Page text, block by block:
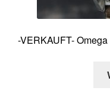
-VERKAUFT-